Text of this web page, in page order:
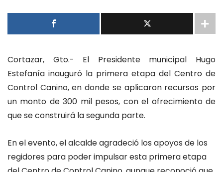
Cortazar, Gto.- El Presidente municipal Hugo
Estefanía inauguró la primera etapa del Centro de
Control Canino, en donde se aplicaron recursos por
un monto de 300 mil pesos, con el ofrecimiento de
que se construirá la segunda parte.
En el evento, el alcalde agradeció los apoyos de los
regidores para poder impulsar esta primera etapa